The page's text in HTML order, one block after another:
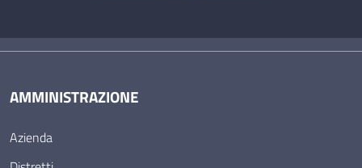
AMMINISTRAZIONE
Azienda